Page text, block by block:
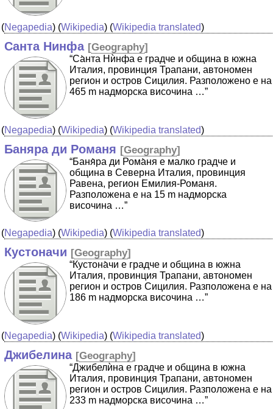
(Negapedia) (Wikipedia) (Wikipedia translated)
Санта Нинфа [Geography]
“Са̀нта Нѝнфа е градче и община в южна
Италия, провинция Трапани, автономен
регион и остров Сицилия. Разположено е на
465 m надморска височина …”
(Negapedia) (Wikipedia) (Wikipedia translated)
Баняра ди Романя [Geography]
“Баня̀ра ди Рома̀ня е малко градче и
община в Северна Италия, провинция
Равена, регион Емилия-Романя.
Разположена е на 15 m надморска
височина …”
(Negapedia) (Wikipedia) (Wikipedia translated)
Кустоначи [Geography]
“Кустона̀чи е градче и община в южна
Италия, провинция Трапани, автономен
регион и остров Сицилия. Разположена е на
186 m надморска височина …”
(Negapedia) (Wikipedia) (Wikipedia translated)
Джибелина [Geography]
“Джибелѝна е градче и община в южна
Италия, провинция Трапани, автономен
регион и остров Сицилия. Разположена е на
233 m надморска височина …”